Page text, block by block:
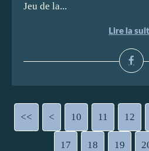
Jeu de la...
Lire la
<< < 10 11 12
17 18 19